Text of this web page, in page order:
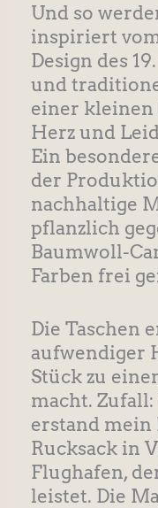
Und so
inspiriert
Design des
und
einer
Herz und
Ein
der
nachhaltige
pflanzlich
Baumwoll-
Farben frei
Die Taschen
aufwendiger
Stück zu
macht.
erstand mein
Rucksack in
Flughafen,
leistet. Die